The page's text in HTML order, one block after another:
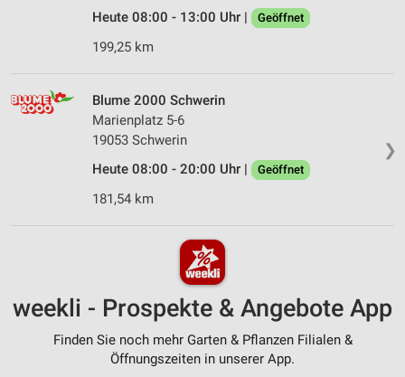
Heute 08:00 - 13:00 Uhr |
Geöffnet
199,25 km
❯
Blume 2000 Schwerin
Marienplatz 5-6
19053 Schwerin
Heute 08:00 - 20:00 Uhr |
Geöffnet
181,54 km
weekli - Prospekte & Angebote App
Finden Sie noch mehr Garten & Pflanzen Filialen &
Öffnungszeiten in unserer App.